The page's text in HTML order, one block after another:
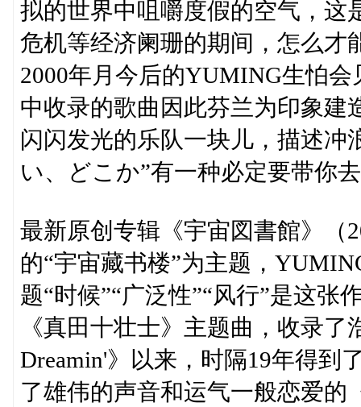
拟的世界中咀嚼度假的空气，这
危机等经济阑珊的期间，怎么
2000年月今后的YUMING生怕
中收录的歌曲因此芬兰为印象建
闪闪发光的乐队一块儿，描述冲
い、どこか”有一种必定要带你
最新原创专辑《宇宙図書館》（
的“宇宙藏书楼”为主题，
题“时候”“广泛性”“风行”是这
《真田十壮士》主题曲，收录
Dreamin'》以来，时隔19年得到
了雄伟的声音和运气一般恋爱的